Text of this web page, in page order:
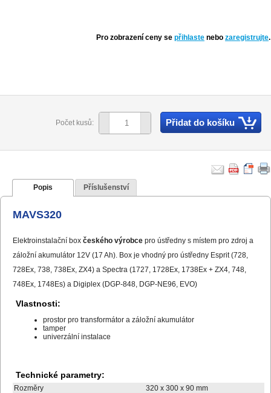
Pro zobrazení ceny se přihlaste nebo zaregistrujte.
Počet kusů: Přidat do košíku
Popis Příslušenství
MAVS320
Elektroinstalační box českého výrobce pro ústředny s místem pro zdroj a
záložní akumulátor 12V (17 Ah). Box je vhodný pro ústředny Esprit (728,
728Ex, 738, 738Ex, ZX4) a Spectra (1727, 1728Ex, 1738Ex + ZX4, 748,
748Ex, 1748Es) a Digiplex (DGP-848, DGP-NE96, EVO)
Vlastnosti:
prostor pro transformátor a záložní akumulátor
tamper
univerzální instalace
Technické parametry:
Rozměry
320 x 300 x 90 mm